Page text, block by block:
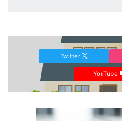
Twitter
YouTube